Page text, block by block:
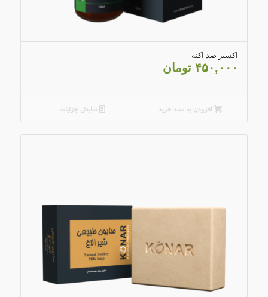
5.00
اکسیر ضد آکنه
۴۵۰,۰۰۰ تومان
افزودن به سبد خرید نمایش جزئیات